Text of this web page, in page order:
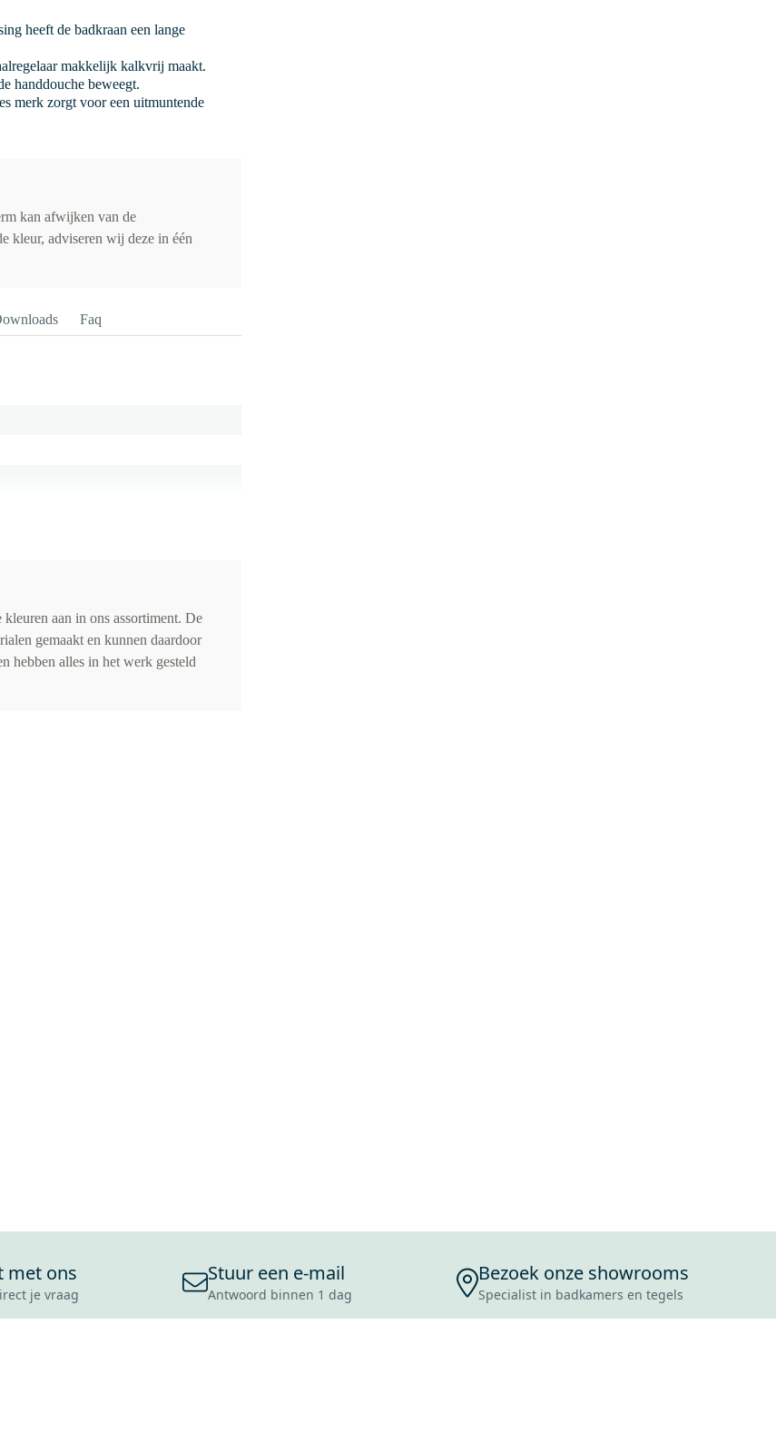
heeft de badkraan een lange
makkelijk kalkvrij maakt.
handdouche beweegt.
merk zorgt voor een uitmuntende
kan afwijken van de
kleur, adviseren wij deze in één
Faq
aan in ons assortiment. De
gemaakt en kunnen daardoor
hebben alles in het werk gesteld
met ons
je vraag
Stuur een e-mail
Antwoord binnen 1 dag
Bezoek onze showrooms
Specialist in badkamers en tegels